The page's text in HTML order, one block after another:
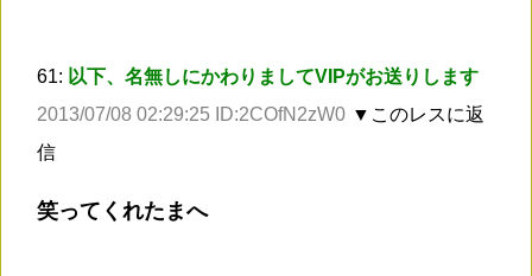
61: 以下、名無しにかわりましてVIPがお送りします
2013/07/08 02:29:25 ID:2COfN2zW0 ▼このレスに返
信
笑ってくれたまへ